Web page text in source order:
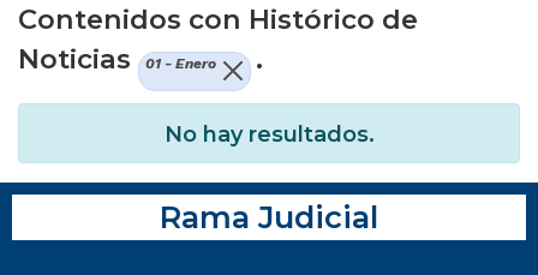
Contenidos con Histórico de
Noticias
01 - Enero .
No hay resultados.
Rama Judicial